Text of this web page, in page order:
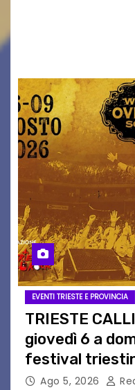
EVENTI TRIESTE E PROVINCIA
TRIESTE
giovedì 6 a
festival
Springsteen
Ago 5, 2026